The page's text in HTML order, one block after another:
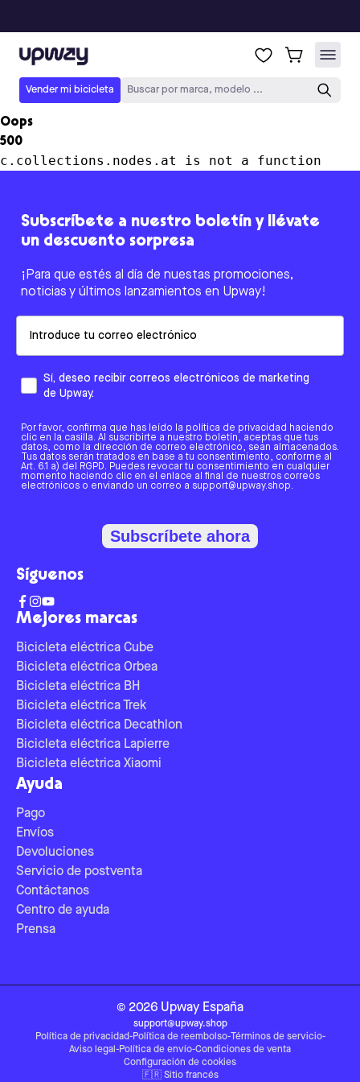
Upway
Vender mi bicicleta Buscar por marca, modelo ...
Oops
500
c.collections.nodes.at is not a function
Mejores marcas
Bicicleta eléctrica Cube
Bicicleta eléctrica Orbea
Bicicleta eléctrica BH
Bicicleta eléctrica Trek
Bicicleta eléctrica Decathlon
Bicicleta eléctrica Lapierre
Bicicleta eléctrica Xiaomi
Ayuda
Pago
Envíos
Devoluciones
Servicio de postventa
Contáctanos
Centro de ayuda
Prensa
Subscríbete a nuestro boletín y llévate
un descuento sorpresa
¡Para que estés al día de nuestas promociones,
noticias y últimos lanzamientos en Upway!
Sí, deseo recibir correos electrónicos de marketing
de Upway.
Por favor, confirma que has leído la política de privacidad haciendo
clic en la casilla. Al suscribirte a nuestro boletín, aceptas que tus
datos, como la dirección de correo electrónico, sean almacenados.
Tus datos serán tratados en base a tu consentimiento, conforme al
Art. 6.1 a) del RGPD. Puedes revocar tu consentimiento en cualquier
momento haciendo clic en el enlace al final de nuestros correos
electrónicos o enviando un correo a support@upway.shop.
Subscríbete ahora
Síguenos
© 2026 Upway España
support@upway.shop
Política de privacidad-Política de reembolso-Términos de servicio-
Aviso legal -Política de envío-Condiciones de venta
Configuración de cookies
🇫🇷 Sitio francés